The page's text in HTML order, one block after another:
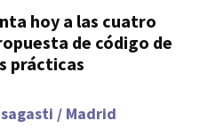
hoy a las cuatro
de código de
prácticas
/ Madrid